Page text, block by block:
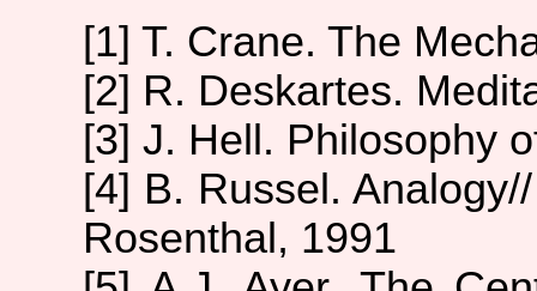
[1] T. Crane. The
[2] R. Deskartes.
[3] J. Hell. Philosophy
[4] B. Russel.
Rosenthal, 1991